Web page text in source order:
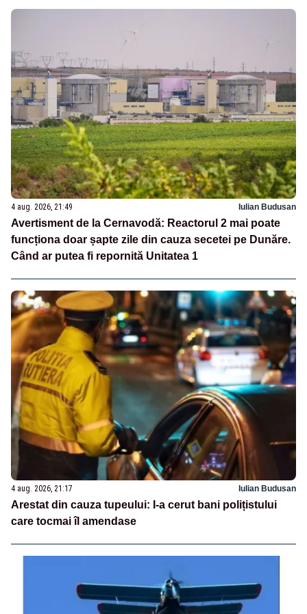
4 aug. 2026, 21:49 Iulian Budusan
Avertisment de la Cernavodă: Reactorul 2 mai poate
funcționa doar șapte zile din cauza secetei pe Dunăre.
Când ar putea fi repornită Unitatea 1
4 aug. 2026, 21:17 Iulian Budusan
Arestat din cauza tupeului: I-a cerut bani polițistului
care tocmai îl amendase